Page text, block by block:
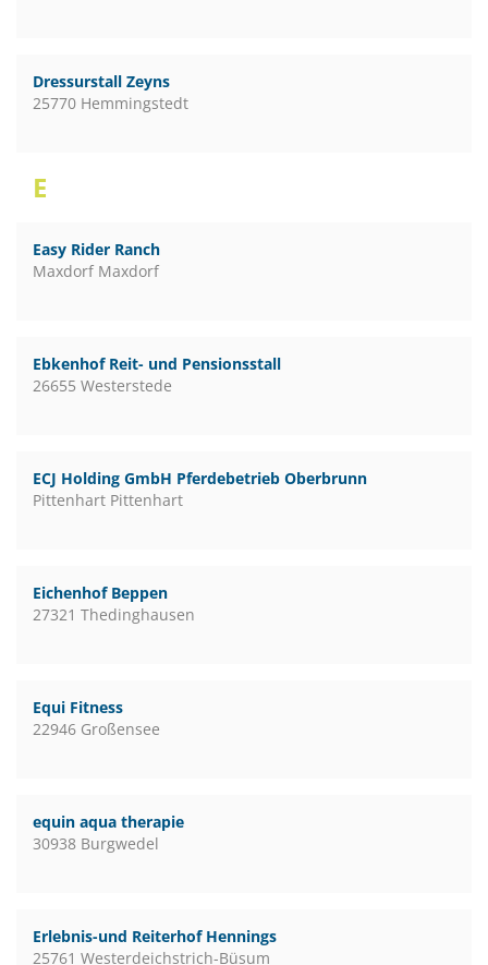
Dressurstall Zeyns
25770 Hemmingstedt
E
Easy Rider Ranch
Maxdorf Maxdorf
Ebkenhof Reit- und Pensionsstall
26655 Westerstede
ECJ Holding GmbH Pferdebetrieb Oberbrunn
Pittenhart Pittenhart
Eichenhof Beppen
27321 Thedinghausen
Equi Fitness
22946 Großensee
equin aqua therapie
30938 Burgwedel
Erlebnis-und Reiterhof Hennings
25761 Westerdeichstrich-Büsum